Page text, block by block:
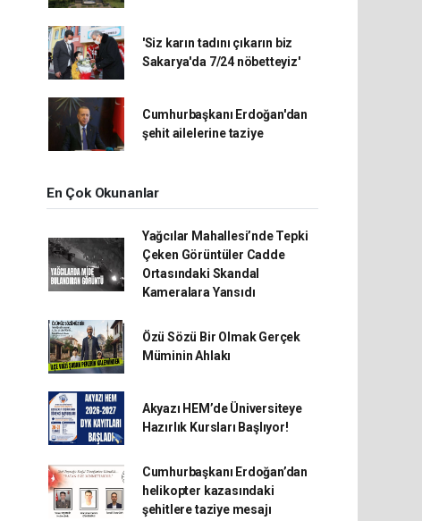
'Siz karın tadını çıkarın biz
Sakarya'da 7/24 nöbetteyiz'
Cumhurbaşkanı Erdoğan'dan
şehit ailelerine taziye
En Çok Okunanlar
Yağcılar Mahallesi’nde Tepki
Çeken Görüntüler Cadde
Ortasındaki Skandal
Kameralara Yansıdı
Özü Sözü Bir Olmak Gerçek
Müminin Ahlakı
Akyazı HEM’de Üniversiteye
Hazırlık Kursları Başlıyor!
Cumhurbaşkanı Erdoğan’dan
helikopter kazasındaki
şehitlere taziye mesajı